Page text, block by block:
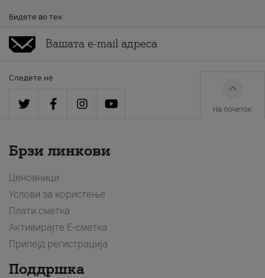
Бидете во тек
Следете нè
На почеток
Брзи линкови
Ценовници
Услови за користење
Плати сметка
Активирајте Е-сметка
Припејд регистрација
Поддршка